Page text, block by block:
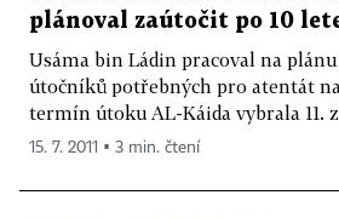
plánoval zaútočit po 10
Usáma bin Ládin pracoval na
útočníků potřebných pro atentát na
termín útoku AL-Káida vybrala 11.
15. 7. 2011 ▪ 3 min. čtení